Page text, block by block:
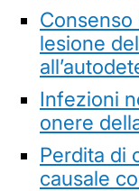
lesione
Infezioni
onere
Perdita di
causale